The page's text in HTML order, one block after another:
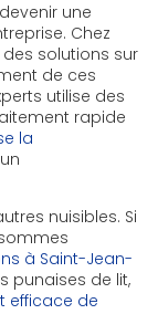
une
Chez
solutions sur
de ces
utilise des
rapide
la
nuisibles. Si
à Saint-Jean-
punaises de lit,
efficace de